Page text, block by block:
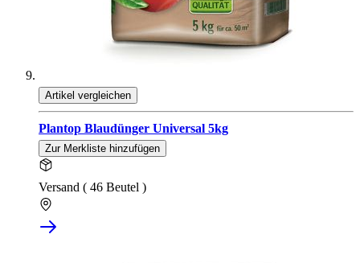
Artikel vergleichen
Plantop Blaudünger Universal 5kg
Zur Merkliste hinzufügen
Versand ( 46 Beutel )